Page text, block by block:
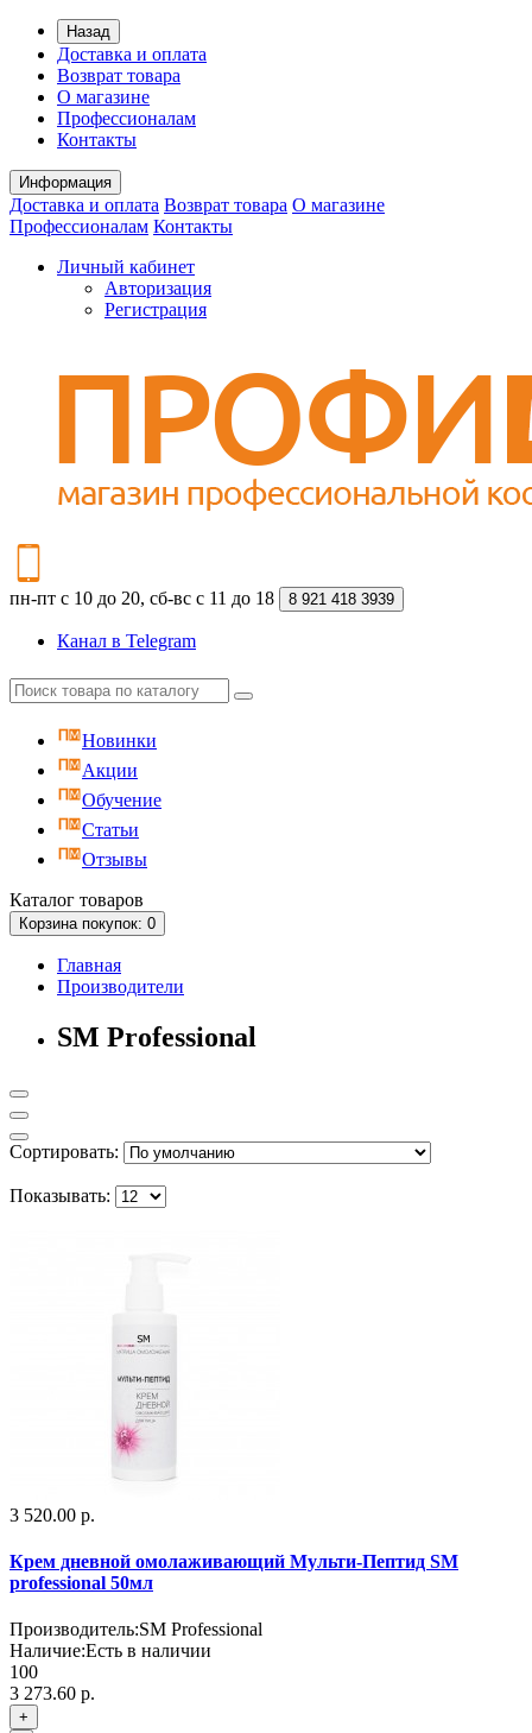
Назад
Доставка и оплата
Возврат товара
О магазине
Профессионалам
Контакты
Информация
Доставка и оплата Возврат товара О магазине
Профессионалам Контакты
Личный кабинет
Авторизация
Регистрация
пн-пт с 10 до 20, сб-вс с 11 до 18 8 921 418 3939
Канал в Telegram
Новинки
Акции
Обучение
Статьи
Отзывы
Каталог товаров
Корзинапокупок: 0
Главная
Производители
SM Professional
Сортировать:
Показывать:
3 520.00 р.
Крем дневной омолаживающий Мульти-Пептид SM
professional 50мл
Производитель:SM Professional
Наличие:Есть в наличии
100
3 273.60 р.
+